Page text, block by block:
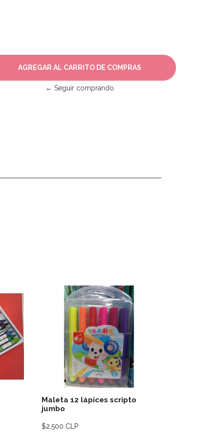
← Seguir comprando
Maleta 12 lápices scripto
jumbo
Ver detalles
$2.500 CLP